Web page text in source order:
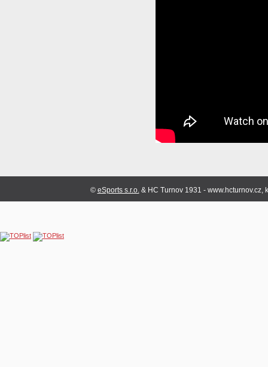
© eSports s.r.o.& HC Turnov 1931 -